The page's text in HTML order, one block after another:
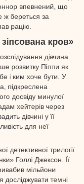
впевнений, що
ж береться за
рацію.
кров»
дівчина
розвитку Піппи як
і ким хоче бути. У
підкреслена
досвіду минулої
хейтерів через
дівчині у її
для неї
детективної трилогії
Голлі Джексон. Її
мільйони
досліджувати темні